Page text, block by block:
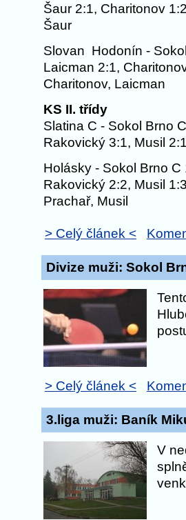
Šaur 2:1, Charitonov
Šaur
Slovan Hodonín -
Laicman 2:1,
Charitonov, Laicman
KS II. třídy
Slatina C - Sokol Brno
Rakovický 3:1, Musil
Holásky - Sokol Brno C
Rakovický 2:2, Musil
Prachař, Musil
> Celý článek <
Divize muži: Sokol
> Celý článek <
3.liga muži: Baník
V